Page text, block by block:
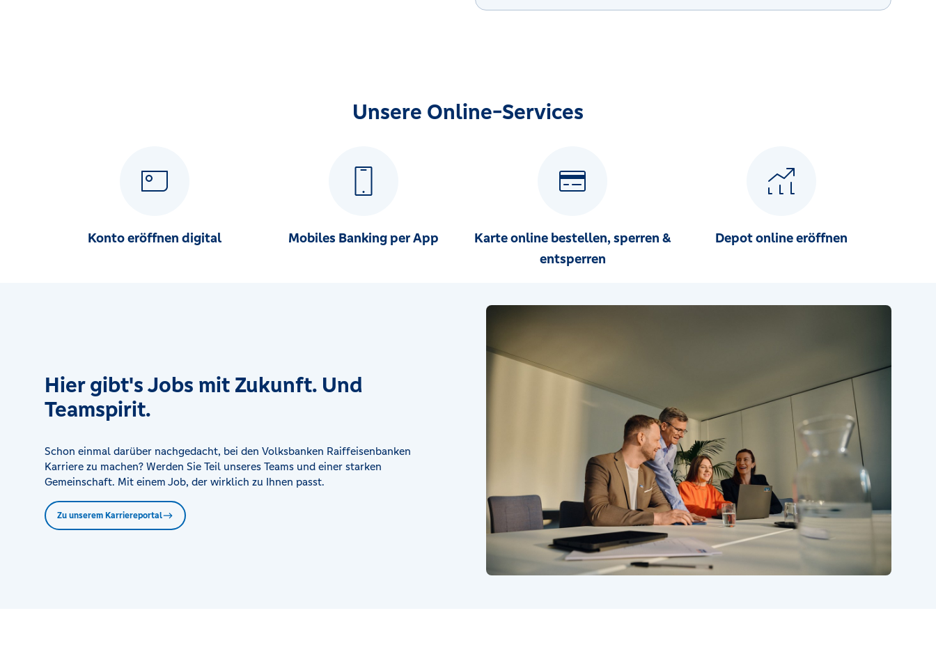
Geschäftsstelle Mainhardt
Raiffeisenstraße 3, 74420 Oberrot
Geschäftsstelle Obersontheim
Geschäftsstelle Oedheim
Unsere Online-Services
Konto eröffnen digital Mobiles Banking per App
Karte online bestellen, sperren &
entsperren
Depot online eröffnen
Hier gibt's Jobs mit Zukunft. Und
Teamspirit.
Schon einmal darüber nachgedacht, bei den Volksbanken Raiffeisenbanken
Karriere zu machen? Werden Sie Teil unseres Teams und einer starken
Gemeinschaft. Mit einem Job, der wirklich zu Ihnen passt.
Zu unserem Karriereportal